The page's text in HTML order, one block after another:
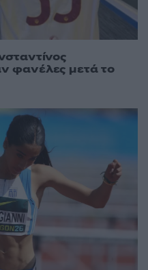
φανέλες μετά το